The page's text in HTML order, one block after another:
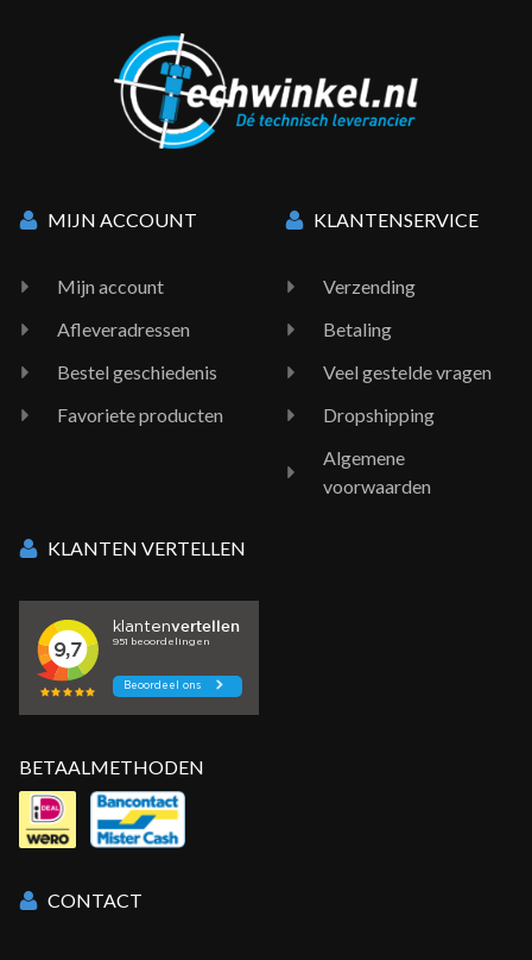
MIJN ACCOUNT
Mijn account
Afleveradressen
Bestel geschiedenis
Favoriete producten
KLANTENSERVICE
Verzending
Betaling
Veel gestelde vragen
Dropshipping
Algemene
voorwaarden
KLANTEN VERTELLEN
BETAALMETHODEN
CONTACT